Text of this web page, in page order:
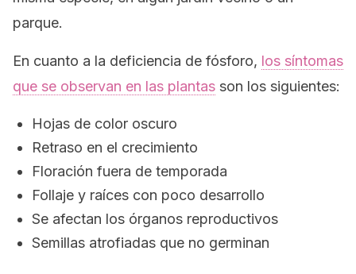
parque.
En cuanto a la deficiencia de fósforo, los síntomas
que se observan en las plantas son los siguientes:
Hojas de color oscuro
Retraso en el crecimiento
Floración fuera de temporada
Follaje y raíces con poco desarrollo
Se afectan los órganos reproductivos
Semillas atrofiadas que no germinan